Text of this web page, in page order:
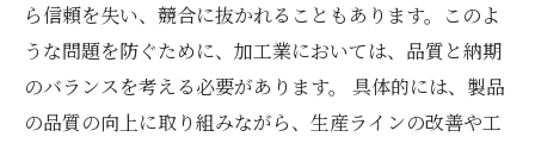
ら信頼を失い、競合に抜かれることもあります。このよ
うな問題を防ぐために、加工業においては、品質と納期
のバランスを考える必要があります。 具体的には、製品
の品質の向上に取り組みながら、生産ラインの改善や工